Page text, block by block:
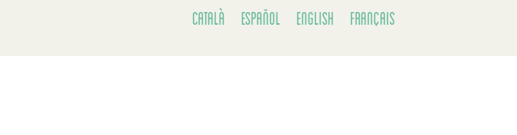
Català Español English Français